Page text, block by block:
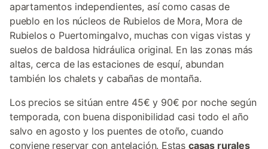
apartamentos independientes, así como casas de
pueblo en los núcleos de Rubielos de Mora, Mora de
Rubielos o Puertomingalvo, muchas con vigas vistas y
suelos de baldosa hidráulica original. En las zonas más
altas, cerca de las estaciones de esquí, abundan
también los chalets y cabañas de montaña.
Los precios se sitúan entre 45€ y 90€ por noche según
temporada, con buena disponibilidad casi todo el año
salvo en agosto y los puentes de otoño, cuando
conviene reservar con antelación. Estas casas rurales